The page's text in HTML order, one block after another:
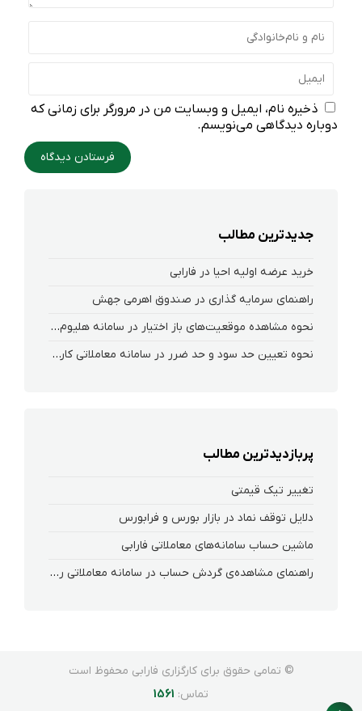
ذخیره نام، ایمیل و وبسایت من در مرورگر برای زمانی که
دوباره دیدگاهی می‌نویسم.
جدیدترین مطالب
خرید عرضه اولیه احیا در فارابی
راهنمای سرمایه گذاری در صندوق اهرمی جهش
نحوه‌ مشاهده‌ موقعیت‌های باز اختیار در سامانه هلیوم و نکست
نحوه تعیین حد سود و حد ضرر در سامانه معاملاتی کارگزاری فارابی
پربازدیدترین مطالب
تغییر تیک قیمتی
دلایل توقف نماد در بازار بورس و فرابورس
ماشین حساب سامانه‌های معاملاتی فارابی
راهنمای مشاهده‌ی گردش حساب در سامانه معاملاتی ریواس
© تمامی حقوق برای کارگزاری فارابی محفوظ است
تماس: 1561